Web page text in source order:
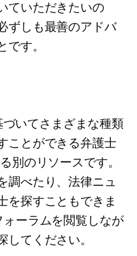
ていただきたいの
ずしも最善のアドバ
です。
いてさまざまな種類
ことができる弁護士
別のリソースです。
調べたり、法律ニュ
を探すこともできま
ォーラムを閲覧しなが
してください。